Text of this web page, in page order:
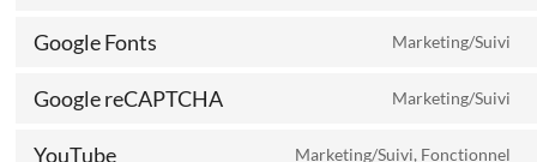
Google Fonts Marketing/Suivi
Google reCAPTCHA Marketing/Suivi
YouTube Marketing/Suivi, Fonctionnel